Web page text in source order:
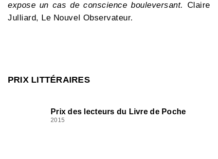
expose un cas de conscience bouleversant. Claire
Julliard, Le Nouvel Observateur.
PRIX LITTÉRAIRES
Prix des lecteurs du Livre de Poche
2015